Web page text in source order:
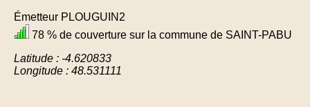
Émetteur PLOUGUIN2
78 % de couverture sur la commune de SAINT-PABU
Latitude : -4.620833
Longitude : 48.531111